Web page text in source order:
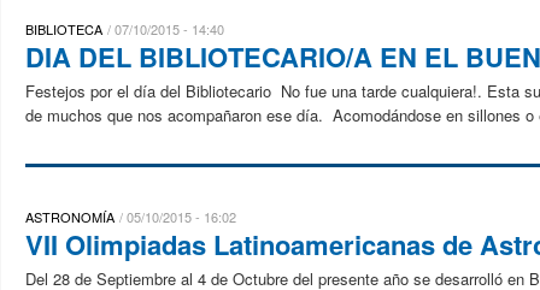
BIBLIOTECA 07/10/2015 - 14:40
DIA DEL BIBLIOTECARIO/A EN EL
Festejos por el día del Bibliotecario No fue una tarde cualquiera!. Esta
de muchos que nos acompañaron ese día. Acomodándose en sillones
ASTRONOMÍA 05/10/2015 - 16:02
VII Olimpiadas Latinoamericanas de
Del 28 de Septiembre al 4 de Octubre del presente año se desarrolló